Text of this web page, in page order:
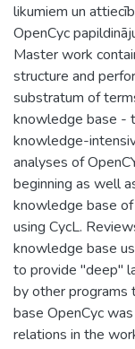
likumiem un
OpenCyc
Master work
structure and
substratum of
knowledge base -
knowledge-
analyses of
beginning as well
knowledge base
using CycL.
knowledge base
to provide "deep"
by other programs
base OpenCyc
relations in the